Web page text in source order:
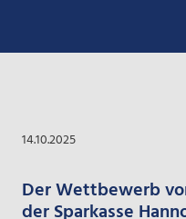
14.10.2025
Der Wettbewerb
der Sparkasse